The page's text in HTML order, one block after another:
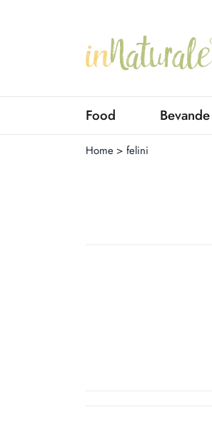
Food Bevande
Home > felini